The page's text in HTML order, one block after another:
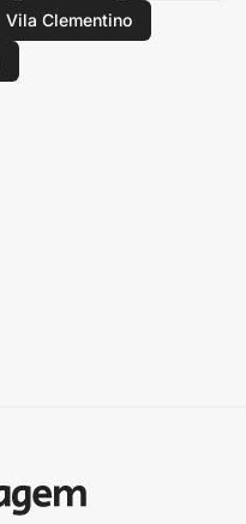
Vila Clementino